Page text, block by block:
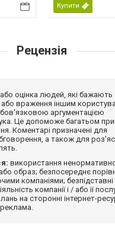
Купити
Рецензія
оцінка людей, які бажають
враження іншим
аргументацією
Це допоможе багатьом
Коментарі призначені для
а також для
використання
образ; безпосереднє
компаніями; безпідставні
компанії і / або її
на сторонні інтернет-